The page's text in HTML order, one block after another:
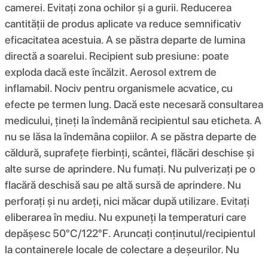
camerei. Evitați zona ochilor și a gurii. Reducerea
cantității de produs aplicate va reduce semnificativ
eficacitatea acestuia. A se păstra departe de lumina
directă a soarelui. Recipient sub presiune: poate
exploda dacă este încălzit. Aerosol extrem de
inflamabil. Nociv pentru organismele acvatice, cu
efecte pe termen lung. Dacă este necesară consultarea
medicului, țineți la îndemână recipientul sau eticheta. A
nu se lăsa la îndemâna copiilor. A se păstra departe de
căldură, suprafețe fierbinți, scântei, flăcări deschise și
alte surse de aprindere. Nu fumați. Nu pulverizați pe o
flacără deschisă sau pe altă sursă de aprindere. Nu
perforați și nu ardeți, nici măcar după utilizare. Evitați
eliberarea în mediu. Nu expuneți la temperaturi care
depășesc 50°C/122°F. Aruncați conținutul/recipientul
la containerele locale de colectare a deșeurilor. Nu